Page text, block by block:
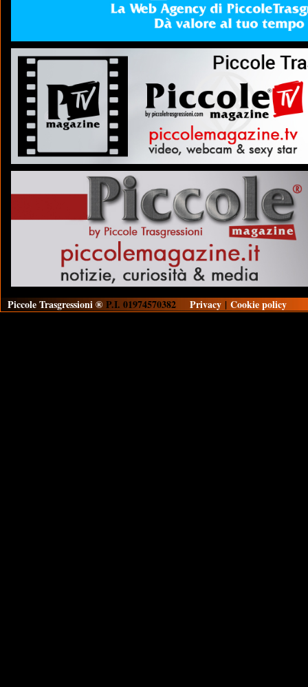
Piccole Trasgressioni ® P.I. 01974570382 Privacy | Cookie policy